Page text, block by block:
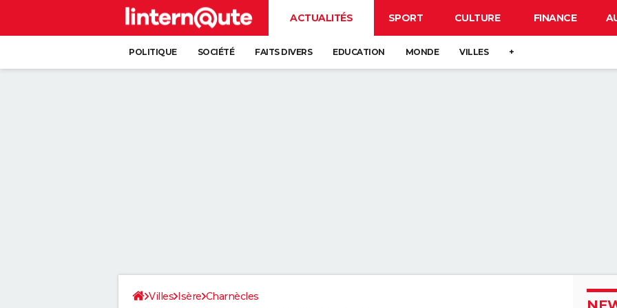
ACTUALITÉS SPORT CULTURE FINANCE
POLITIQUE SOCIÉTÉ FAITS DIVERS EDUCATION MONDE VILLES +
Villes Isère Charnècles